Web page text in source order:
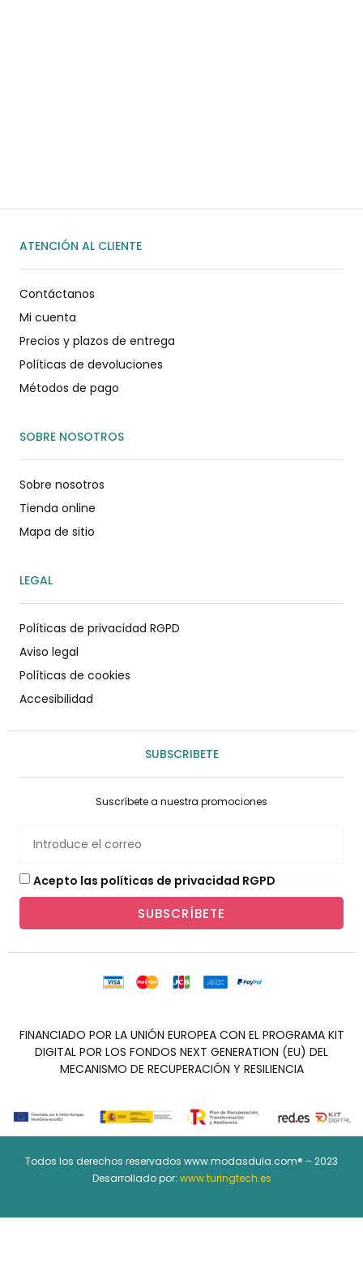
ATENCIÓN AL CLIENTE
Contáctanos
Mi cuenta
Precios y plazos de entrega
Políticas de devoluciones
Métodos de pago
SOBRE NOSOTROS
Sobre nosotros
Tienda online
Mapa de sitio
LEGAL
Políticas de privacidad RGPD
Aviso legal
Políticas de cookies
Accesibilidad
SUBSCRIBETE
Suscríbete a nuestra promociones
Acepto las políticas de privacidad RGPD
SUBSCRÍBETE
FINANCIADO POR LA UNIÓN EUROPEA CON EL PROGRAMA KIT
DIGITAL POR LOS FONDOS NEXT GENERATION (EU) DEL
MECANISMO DE RECUPERACIÓN Y RESILIENCIA
Todos los derechos reservados www.modasdula.com® – 2023
Desarrollado por: www.turingtech.es